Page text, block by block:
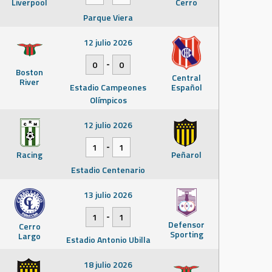
Parque Viera
Boston
River Central
Español
12 julio 2026
0
-
0
Estadio Campeones
Olímpicos
Racing Peñarol
12 julio 2026
1
-
1
Estadio Centenario
Cerro
Largo
Defensor
Sporting
13 julio 2026
1
-
1
Estadio Antonio Ubilla
18 julio 2026